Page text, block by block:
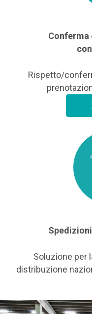
Conferma
Rispetto/
Soluzione per
distribuzione